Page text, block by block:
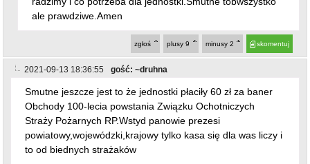
gość: ~druhboruh
ten komentarz jest jednym z najgorzej ocenianych, kliknij
minusy4
plusy1
zgłoś
2021-09-14 20:38:08 gość: ~Niemadruhaboruha